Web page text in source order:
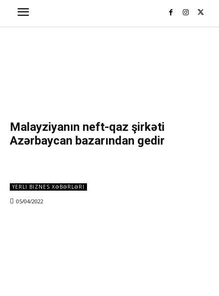
Malayziyanın neft-qaz şirkəti
Azərbaycan bazarından gedir
YERLI BIZNES XƏBƏRLƏRI
05/04/2022